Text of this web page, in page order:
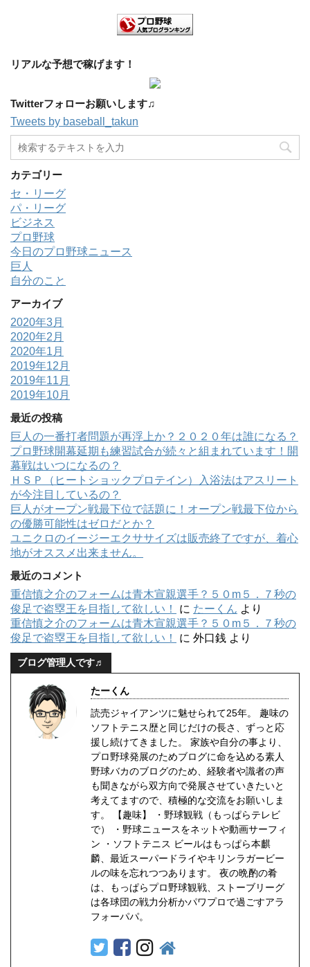
リアルな予想で稼げます！
Twitterフォローお願いします♫
Tweets by baseball_takun
カテゴリー
セ・リーグ
パ・リーグ
ビジネス
プロ野球
今日のプロ野球ニュース
巨人
自分のこと
アーカイブ
2020年3月
2020年2月
2020年1月
2019年12月
2019年11月
2019年10月
最近の投稿
巨人の一番打者問題が再浮上か？２０２０年は誰になる？
プロ野球開幕延期も練習試合が続々と組まれています！開
幕戦はいつになるの？
ＨＳＰ（ヒートショックプロテイン）入浴法はアスリート
が今注目しているの？
巨人がオープン戦最下位で話題に！オープン戦最下位から
の優勝可能性はゼロだとか？
ユニクロのイージーエクササイズは販売終了ですが、着心
地がオススメ出来ません。
最近のコメント
重信慎之介のフォームは青木宣親選手？５０m５．７秒の
俊足で盗塁王を目指して欲しい！
に たーくん より
重信慎之介のフォームは青木宣親選手？５０m５．７秒の
俊足で盗塁王を目指して欲しい！
に 外口銭 より
ブログ管理人です♬
たーくん
読売ジャイアンツに魅せられて25年。 趣味の
ソフトテニス歴と同じだけの長さ、ずっと応
援し続けてきました。 家族や自分の事より、
プロ野球発展のためブログに命を込める素人
野球バカのブログのため、経験者や識者の声
も聞きながら双方向で発展させていきたいと
考えてますので、積極的な交流をお願いしま
す。 【趣味】 ・野球観戦（もっぱらテレビ
で） ・野球ニュースをネットや動画サーフィ
ン ・ソフトテニス ビールはもっぱら本麒
麟、最近スーパードライやキリンラガービー
ルの味を忘れつつあります。 夜の晩酌の肴
は、もっぱらプロ野球観戦、ストーブリーグ
は各球団の戦力分析かパワプロで過ごすアラ
フォーパパ。